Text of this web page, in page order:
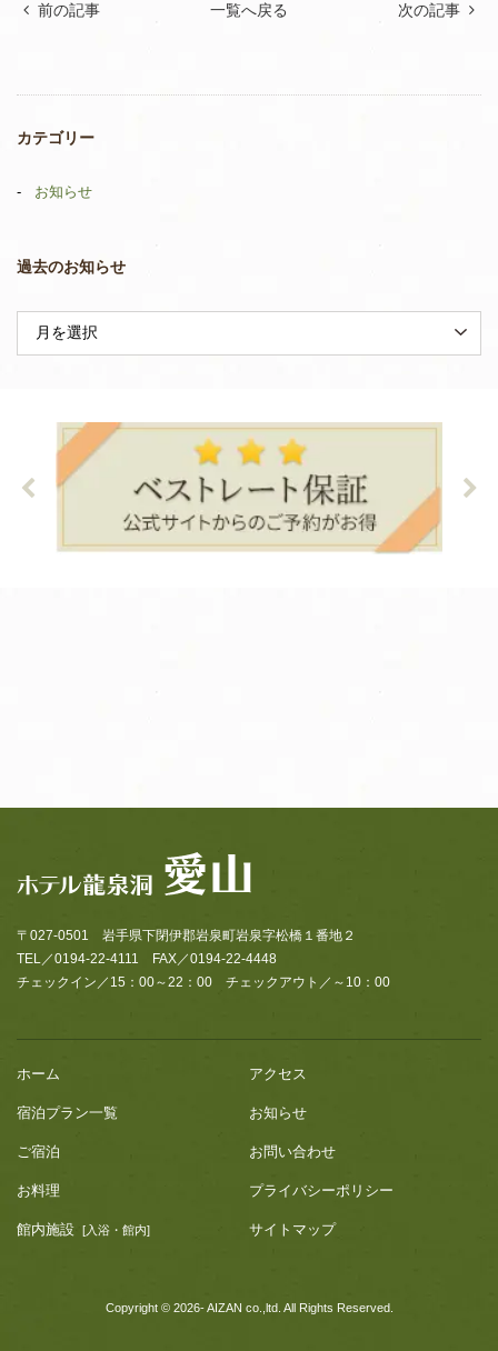
前の記事 一覧へ戻る 次の記事
カテゴリー
お知らせ
過去のお知らせ
〒027-0501 岩手県下閉伊郡岩泉町岩泉字松橋１番地２
TEL／0194-22-4111 FAX／0194-22-4448
チェックイン／15：00～22：00 チェックアウト／～10：00
ホーム
宿泊プラン一覧
ご宿泊
お料理
館内施設 [入浴・館内]
アクセス
お知らせ
お問い合わせ
プライバシーポリシー
サイトマップ
Copyright © 2026- AIZAN co.,ltd. All Rights Reserved.